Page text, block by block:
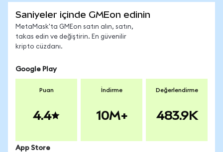
Saniyeler içinde GMEon edinin
MetaMask'ta GMEon satın alın, satın,
takas edin ve değiştirin. En güvenilir
kripto cüzdanı.
Google Play
Puan
4.4
İndirme
10M+
Değerlendirme
483.9K
App Store